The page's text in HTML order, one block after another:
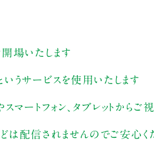
場いたします
うサービスを使用いたします
マートフォン、タブレットからご
は配信されませんのでご安心く